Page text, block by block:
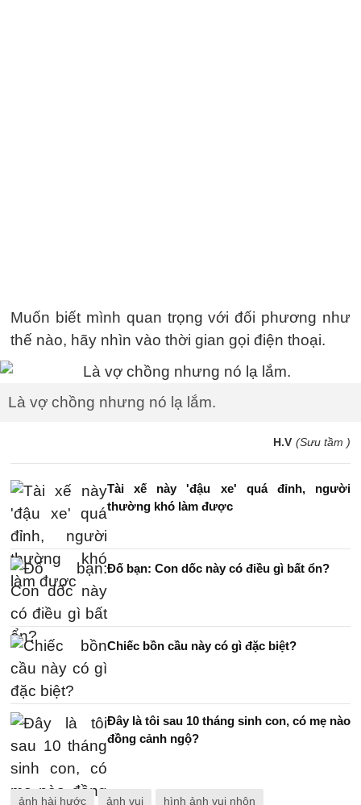
Muốn biết mình quan trọng với đối phương như
thế nào, hãy nhìn vào thời gian gọi điện thoại.
Là vợ chồng nhưng nó lạ lắm.
H.V (Sưu tầm )
Tài xế này 'đậu xe' quá đỉnh, người
thường khó làm được
Đố bạn: Con dốc này có điều gì bất ổn?
Chiếc bồn cầu này có gì đặc biệt?
Đây là tôi sau 10 tháng sinh con, có mẹ nào
đồng cảnh ngộ?
ảnh hài hước ảnh vui hình ảnh vui nhộn